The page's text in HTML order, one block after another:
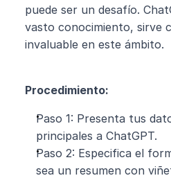
puede ser un desafío.
vasto conocimiento, sirve
invaluable en este ámbito.
Procedimiento:
Paso 1: Presenta tus
principales a ChatGPT.
Paso 2: Especifica el
sea un resumen con